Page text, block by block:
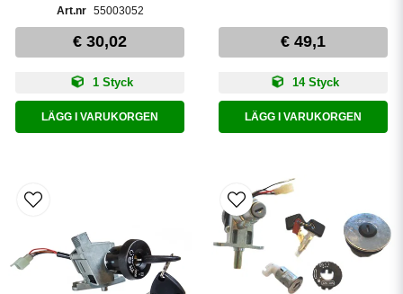
55003052
€ 30,02
1 Styck
LÄGG I VARUKORGEN
€ 49,1
14 Styck
LÄGG I VARUKORGEN